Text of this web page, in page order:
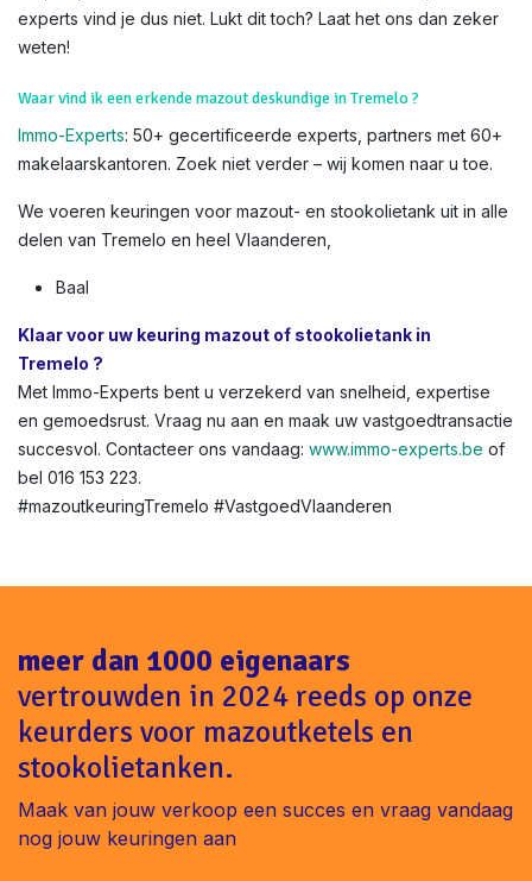
experts vind je dus niet. Lukt dit toch? Laat het ons dan zeker
weten!
Waar vind ik een erkende mazout deskundige in Tremelo ?
Immo-Experts: 50+ gecertificeerde experts, partners met 60+
makelaarskantoren. Zoek niet verder – wij komen naar u toe.
We voeren keuringen voor mazout- en stookolietank uit in alle
delen van Tremelo en heel Vlaanderen,
Baal
Klaar voor uw keuring mazout of stookolietank in
Tremelo ?
Met Immo-Experts bent u verzekerd van snelheid, expertise
en gemoedsrust. Vraag nu aan en maak uw vastgoedtransactie
succesvol. Contacteer ons vandaag: www.immo-experts.be of
bel 016 153 223.
#mazoutkeuringTremelo #VastgoedVlaanderen
meer dan 1000 eigenaars
vertrouwden in 2024 reeds op onze
keurders voor mazoutketels en
stookolietanken.
Maak van jouw verkoop een succes en vraag vandaag
nog jouw keuringen aan